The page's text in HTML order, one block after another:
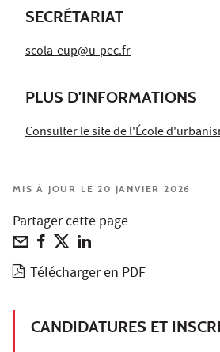
SECRÉTARIAT
scola-eup@u-pec.fr
PLUS D'INFORMATIONS
Consulter le site de l'École
MIS À JOUR LE 20 JANVIER 2026
Partager cette page
Télécharger en PDF
CANDIDATURES ET